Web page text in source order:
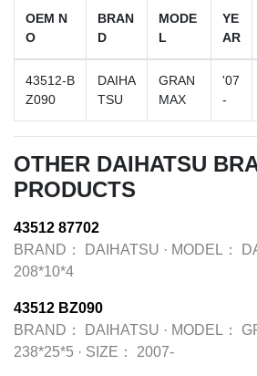
OEM N
O
BRAN
D
MODE
L
YE
AR
43512-B
Z090
DAIHA
TSU
GRAN
MAX
'07
-
OTHER DAIHATSU
PRODUCTS
43512 87702
BRAND：
DAIHATSU · MODEL：
208*10*4
43512 BZ090
BRAND：
DAIHATSU · MODEL：
238*25*5 · SIZE： 2007-